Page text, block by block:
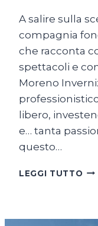
A salire sulla
compagnia
che racconta
spettacoli e
Moreno
libero,
e… tanta
questo…
LEGGI TUTTO LA